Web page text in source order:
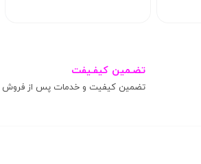
تضـمین کیفـیفت
تضمین کیفیت و خدمات پس از فروش